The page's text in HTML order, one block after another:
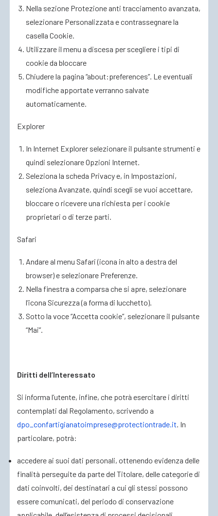
Nella sezione Protezione anti tracciamento avanzata,
selezionare Personalizzata e contrassegnare la
casella Cookie.
Utilizzare il menu a discesa per scegliere i tipi di
cookie da bloccare
Chiudere la pagina “about:preferences”. Le eventuali
modifiche apportate verranno salvate
automaticamente.
Explorer
In Internet Explorer selezionare il pulsante strumenti e
quindi selezionare Opzioni Internet.
Seleziona la scheda Privacy e, in Impostazioni,
seleziona Avanzate, quindi scegli se vuoi accettare,
bloccare o ricevere una richiesta per i cookie
proprietari o di terze parti.
Safari
Andare al menu Safari (icona in alto a destra del
browser) e selezionare Preferenze.
Nella finestra a comparsa che si apre, selezionare
l’icona Sicurezza (a forma di lucchetto).
Sotto la voce “Accetta cookie”, selezionare il pulsante
“Mai”.
Diritti dell’Interessato
Si informa l’utente, infine, che potrà esercitare i diritti
contemplati dal Regolamento, scrivendo a
dpo_confartigianatoimprese@protectiontrade.it. In
particolare, potrà:
accedere ai suoi dati personali, ottenendo evidenza delle
finalità perseguite da parte del Titolare, delle categorie di
dati coinvolti, dei destinatari a cui gli stessi possono
essere comunicati, del periodo di conservazione